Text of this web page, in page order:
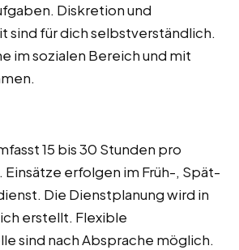
Diskretion und
sind für dich selbstverständlich.
im sozialen Bereich und mit
15 bis 30 Stunden pro
Einsätze erfolgen im Früh-, Spät-
Die Dienstplanung wird in
erstellt. Flexible
sind nach Absprache möglich.